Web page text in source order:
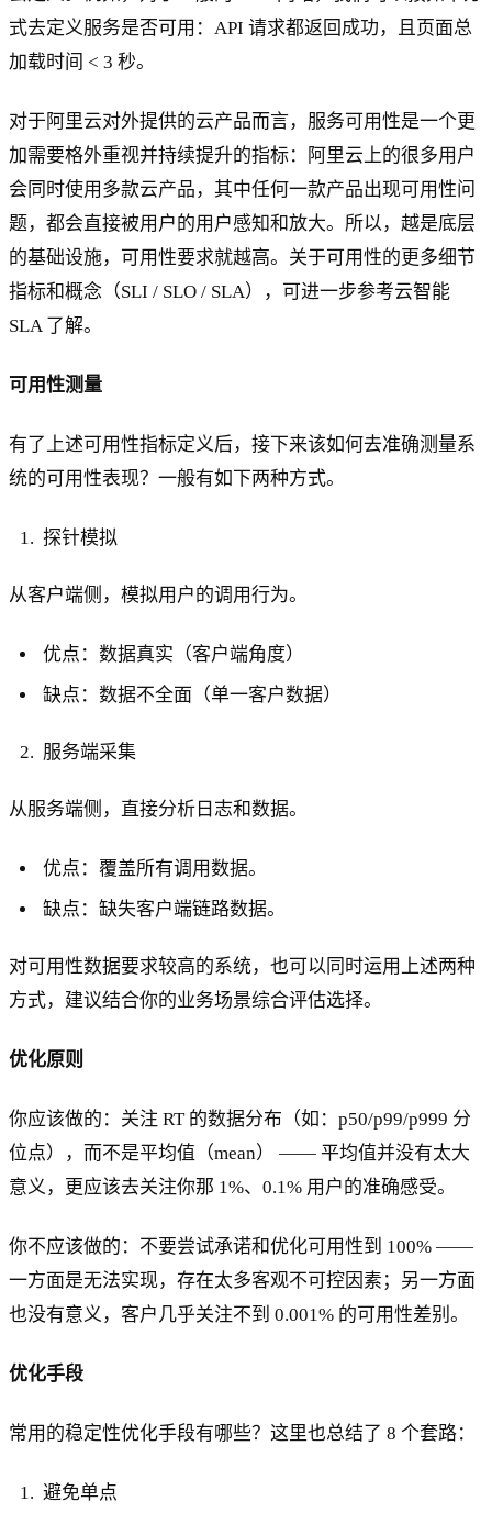
式去定义服务是否可用：API 请求都返回成功，且页面总
加载时间 < 3 秒。
对于阿里云对外提供的云产品而言，服务可用性是一个更
加需要格外重视并持续提升的指标：阿里云上的很多用户
会同时使用多款云产品，其中任何一款产品出现可用性问
题，都会直接被用户的用户感知和放大。所以，越是底层
的基础设施，可用性要求就越高。关于可用性的更多细节
指标和概念（SLI / SLO / SLA），可进一步参考云智能
SLA 了解。
可用性测量
有了上述可用性指标定义后，接下来该如何去准确测量系
统的可用性表现？一般有如下两种方式。
探针模拟
从客户端侧，模拟用户的调用行为。
优点：数据真实（客户端角度）
缺点：数据不全面（单一客户数据）
服务端采集
从服务端侧，直接分析日志和数据。
优点：覆盖所有调用数据。
缺点：缺失客户端链路数据。
对可用性数据要求较高的系统，也可以同时运用上述两种
方式，建议结合你的业务场景综合评估选择。
优化原则
你应该做的：关注 RT 的数据分布（如：p50/p99/p999 分
位点），而不是平均值（mean） —— 平均值并没有太大
意义，更应该去关注你那 1%、0.1% 用户的准确感受。
你不应该做的：不要尝试承诺和优化可用性到 100% ——
一方面是无法实现，存在太多客观不可控因素；另一方面
也没有意义，客户几乎关注不到 0.001% 的可用性差别。
优化手段
常用的稳定性优化手段有哪些？这里也总结了 8 个套路：
避免单点